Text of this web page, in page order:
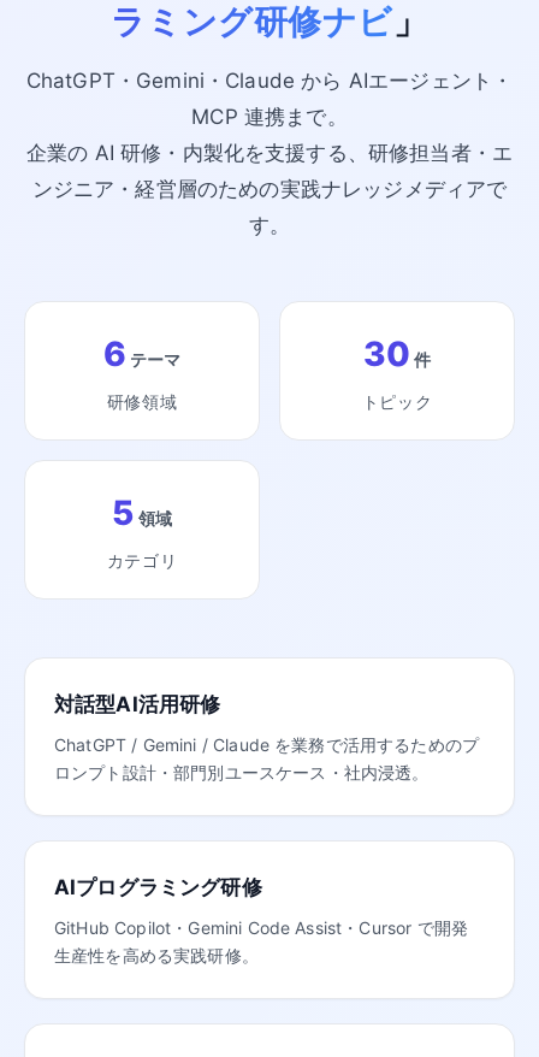
ラミング研修ナビ」
ChatGPT・Gemini・Claude から AIエージェント・
MCP 連携まで。
企業の AI 研修・内製化を支援する、研修担当者・エ
ンジニア・経営層のための実践ナレッジメディアで
す。
6 テーマ
研修領域
30 件
トピック
5 領域
カテゴリ
対話型AI活用研修
ChatGPT / Gemini / Claude を業務で活用するためのプ
ロンプト設計・部門別ユースケース・社内浸透。
AIプログラミング研修
GitHub Copilot・Gemini Code Assist・Cursor で開発
生産性を高める実践研修。